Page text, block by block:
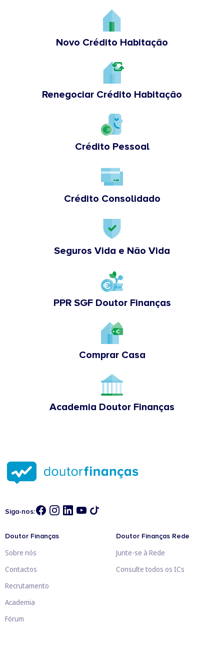
Novo Crédito Habitação
Renegociar Crédito Habitação
Crédito Pessoal
Crédito Consolidado
Seguros Vida e Não Vida
PPR SGF Doutor Finanças
Comprar Casa
Academia Doutor Finanças
Siga-nos:
Doutor Finanças
Sobre nós
Contactos
Recrutamento
Academia
Fórum
Doutor Finanças Rede
Junte-se à Rede
Consulte todos os ICs